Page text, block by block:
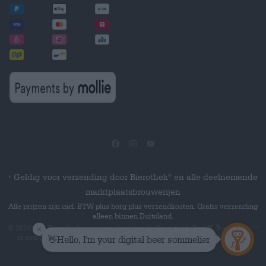
* Geldig voor verzending door Bierothek ®
en alle deelnemende
marktplaatsbrouwerijen
Alle prijzen zijn incl. BTW plus borg plus verzendkosten. Gratis verzending
alleen binnen Duitsland.
© 2026 Die Bierothekis een product van de Bierothek GmbH. Bierothek
is een geregistreerd woordmerk van de Bierothek Group GmbH.Alle
rechten voorbehouden.